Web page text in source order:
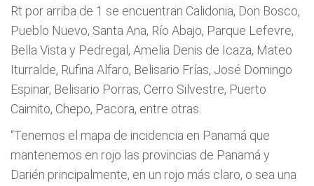
Rt por arriba de 1 se encuentran Calidonia, Don Bosco,
Pueblo Nuevo, Santa Ana, Río Abajo, Parque Lefevre,
Bella Vista y Pedregal, Amelia Denis de Icaza, Mateo
Iturralde, Rufina Alfaro, Belisario Frías, José Domingo
Espinar, Belisario Porras, Cerro Silvestre, Puerto
Caimito, Chepo, Pacora, entre otras.
“Tenemos el mapa de incidencia en Panamá que
mantenemos en rojo las provincias de Panamá y
Darién principalmente, en un rojo más claro, o sea una